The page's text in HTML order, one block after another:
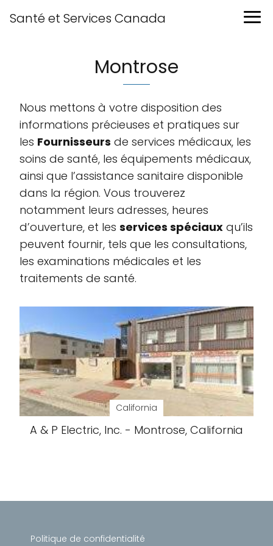
Santé et Services Canada
Montrose
Nous mettons à votre disposition des
informations précieuses et pratiques sur
les Fournisseurs de services médicaux, les
soins de santé, les équipements médicaux,
ainsi que l’assistance sanitaire disponible
dans la région. Vous trouverez
notamment leurs adresses, heures
d’ouverture, et les services spéciaux qu’ils
peuvent fournir, tels que les consultations,
les examinations médicales et les
traitements de santé.
California
A & P Electric, Inc. - Montrose, California
Politique de confidentialité